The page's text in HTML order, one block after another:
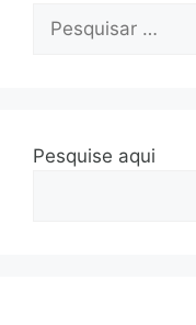
por:
Pesquise aqui